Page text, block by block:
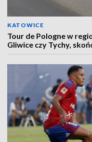
KATOWICE
Tour de Pologne w
Gliwice czy Tychy,